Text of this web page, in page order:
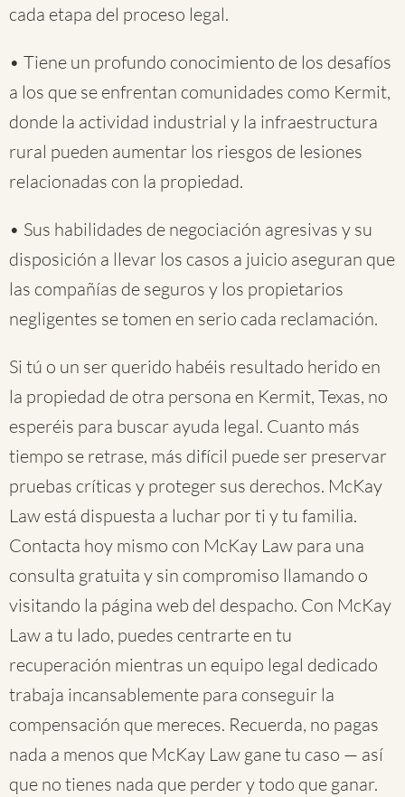
cada etapa del proceso legal.
• Tiene un profundo conocimiento de los desafíos
a los que se enfrentan comunidades como Kermit,
donde la actividad industrial y la infraestructura
rural pueden aumentar los riesgos de lesiones
relacionadas con la propiedad.
• Sus habilidades de negociación agresivas y su
disposición a llevar los casos a juicio aseguran que
las compañías de seguros y los propietarios
negligentes se tomen en serio cada reclamación.
Si tú o un ser querido habéis resultado herido en
la propiedad de otra persona en Kermit, Texas, no
esperéis para buscar ayuda legal. Cuanto más
tiempo se retrase, más difícil puede ser preservar
pruebas críticas y proteger sus derechos. McKay
Law está dispuesta a luchar por ti y tu familia.
Contacta hoy mismo con McKay Law para una
consulta gratuita y sin compromiso llamando o
visitando la página web del despacho. Con McKay
Law a tu lado, puedes centrarte en tu
recuperación mientras un equipo legal dedicado
trabaja incansablemente para conseguir la
compensación que mereces. Recuerda, no pagas
nada a menos que McKay Law gane tu caso — así
que no tienes nada que perder y todo que ganar.